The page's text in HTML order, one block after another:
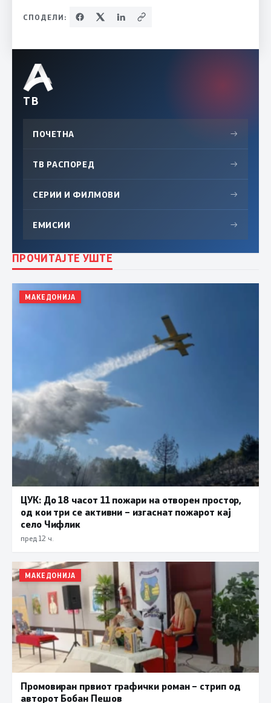
СПОДЕЛИ:
ТВ
ПОЧЕТНА →
ТВ РАСПОРЕД →
СЕРИИ И ФИЛМОВИ →
ЕМИСИИ →
ПРОЧИТАЈТЕ УШТЕ
МАКЕДОНИЈА
ЦУК: До 18 часот 11 пожари на отворен простор,
од кои три се активни – изгаснат пожарот кај
село Чифлик
пред 12 ч.
МАКЕДОНИЈА
Промовиран првиот графички роман – стрип од
авторот Бобан Пешов